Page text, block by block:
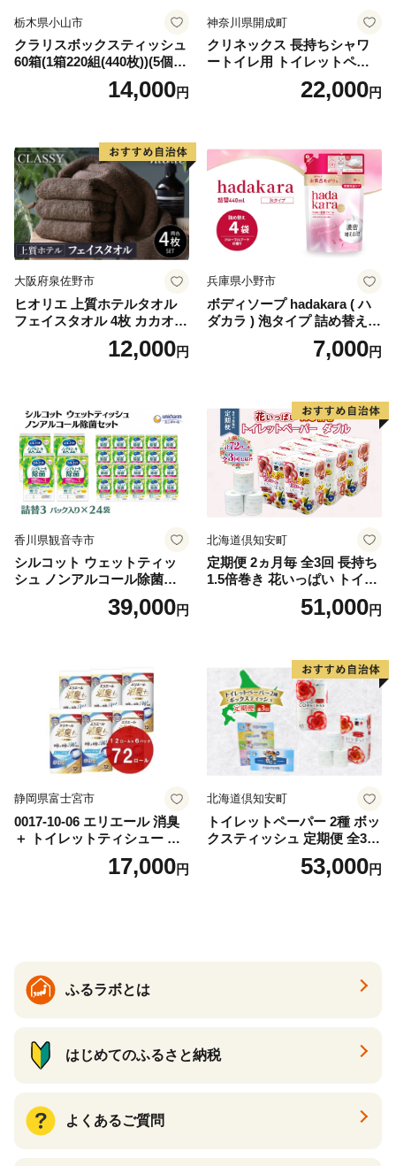
栃木県小山市
クラリスボックスティッシュ
60箱(1箱220組(440枚))(5個入
り×12セット)【1256759】
14,000円
神奈川県開成町
クリネックス 長持ちシャワ
ートイレ用 トイレットペー
パー（ダブル）64ロール(8ロ
ール×8パック) 開成町 トイレ
蓄 防災 エコ 消耗品 生活雑貨
生活用品 無香料 トイレット
ペーパー ダブル といれっと
ぺーぱー トイレ クレシア ト
イレットペーパー [BDBH002
-1]
22,000円
大阪府泉佐野市
ヒオリエ 上質ホテルタオル
フェイスタオル 4枚 カカオ
【タオル 泉州タオル 吸水 普
段使い 無地 シンプル 日用品
12,000円
兵庫県小野市
ボディソープ hadakara ( ハ
ダカラ ) 泡タイプ 詰め替え 4
40ml×4袋 ボディーソープ 泡
ボディソープ 泡 日用品 消耗
泡石鹸 石鹸 兵庫 兵庫県 小野
7,000円
香川県観音寺市
シルコット ウェットティッ
シュ ノンアルコール除菌詰
替（43枚×3P）×24袋 日用品
おもちゃ 拭き取り 手拭き 外
39,000円
北海道倶知安町
定期便 2ヵ月毎 全3回 長持ち
1.5倍巻き 花いっぱい トイレ
ットペーパー ダブル 45ｍ 計
72ロール 全18種 花柄 プリン
ー 消耗品 備蓄 送料無料 北海
道 倶知安町 日用品
51,000円
静岡県富士宮市
0017-10-06 エリエール 消臭
＋ トイレットティシュー し
っかり香るフレッシュクリア
の香り ダブル 12ロール×6パ
17,000円
北海道倶知安町
トイレットペーパー 2種 ボッ
クスティッシュ 定期便 全3
回 日本製 まとめ買い 防災
常備品 日用雑貨 消耗品 生活
53,000円
ふるラボとは
はじめてのふるさと納税
よくあるご質問